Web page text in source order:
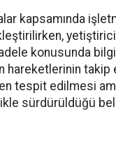
kapsamında
konusunda
hareketlerinin takip
tespit edilmesi
sürdürüldüğü